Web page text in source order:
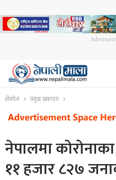
होमपेज प्रमुख खबरहरु
नेपालमा
११ हजार ८२७